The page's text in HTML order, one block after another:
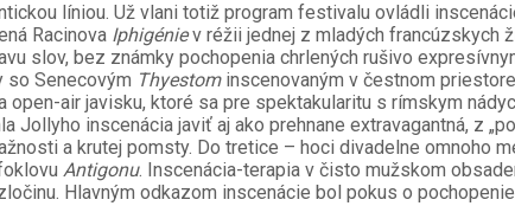
líniou. Už vlani totiž program festivalu ovládli
Racinova Iphigéniev réžii jednej z mladých francúzskych
slov, bez známky pochopenia chrlených rušivo
so Senecovým Thyestominscenovaným v čestnom priestore
air javisku, ktoré sa pre spektakularitu s rímskym
inscenácia javiť aj ako prehnane extravagantná, z
a krutej pomsty. Do tretice – hoci divadelne omnoho
Antigonu. Inscenácia-terapia v čisto mužskom
Hlavným odkazom inscenácie bol pokus o